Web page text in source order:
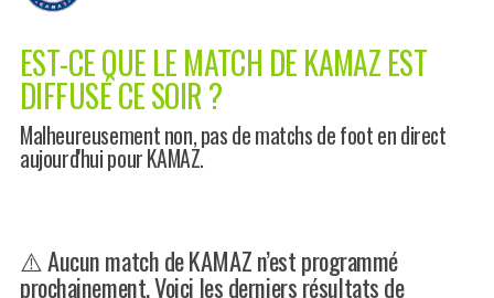
EST-CE QUE LE MATCH DE KAMAZ EST
DIFFUSÉ CE SOIR ?
Malheureusement non, pas de matchs de foot en direct
aujourd'hui pour KAMAZ.
⚠️ Aucun match de KAMAZ n’est programmé
prochainement. Voici les derniers résultats de